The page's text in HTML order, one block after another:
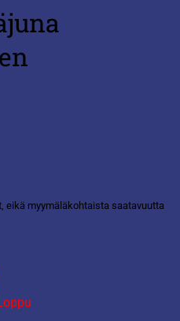
eikä myymäläkohtaista saatavuutta